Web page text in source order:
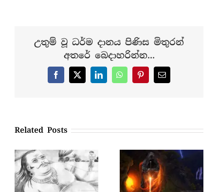
කථා
වස්තුව
උතුම් වූ ධර්ම දානය පිණිස මිතුරන්
අතරේ බෙදාහරින්න...
Facebook
X LinkedInWhatsAppPinterestEmail
Related Posts